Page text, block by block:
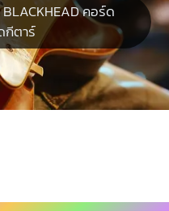
คอร์ด
กีตาร์